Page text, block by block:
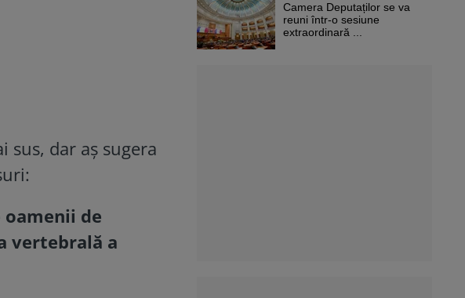
dar aș sugera
oamenii de
vertebrală a
Camera Deputaților se va
reuni într-o sesiune
extraordinară ...